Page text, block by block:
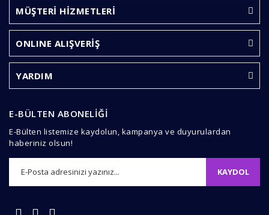
Yorum Yaz
Görüş ve önerileriniz için teşekkür ederiz.
Ürün resmi kalitesiz, bozuk veya görüntülenemiyor.
Ürün açıklamasında eksik bilgiler bulunuyor.
Ürün fiyatı diğer sitelerden daha pahalı.
MÜŞTERİ HİZMETLERİ
ONLINE ALIŞVERİŞ
YARDIM
E-BÜLTEN ABONELİĞİ
E-Bülten listemize kaydolun, kampanya ve duyurulardan
haberiniz olsun!
KAYDOL